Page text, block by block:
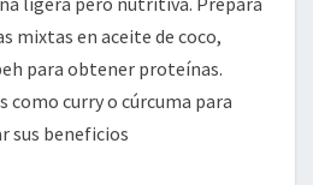
mixtas en aceite de coco,
para obtener proteínas.
como curry o cúrcuma para
sus beneficios